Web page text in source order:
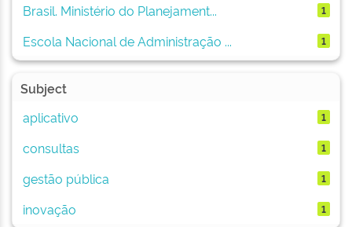
Brasil. Ministério do Planejament...
1
Escola Nacional de Administração ... 1
Subject
aplicativo
1
consultas 1
gestão pública 1
inovação 1